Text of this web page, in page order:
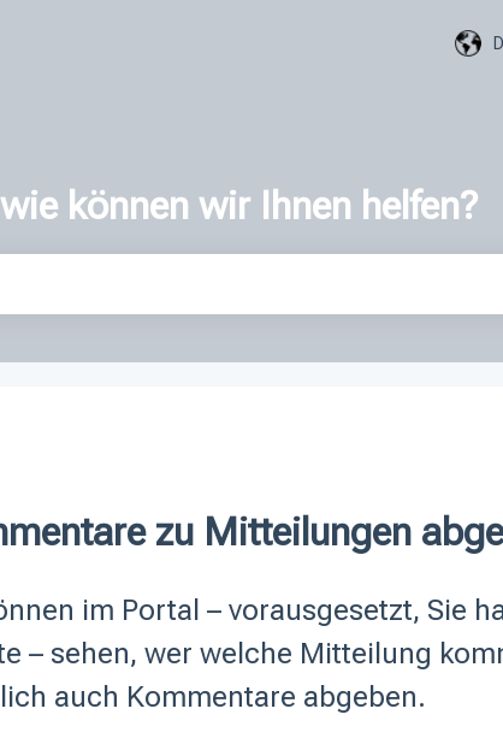
können wir Ihnen helfen?
zu Mitteilungen
im Portal – vorausgesetzt, Sie
– sehen, wer welche Mitteilung
auch Kommentare abgeben.